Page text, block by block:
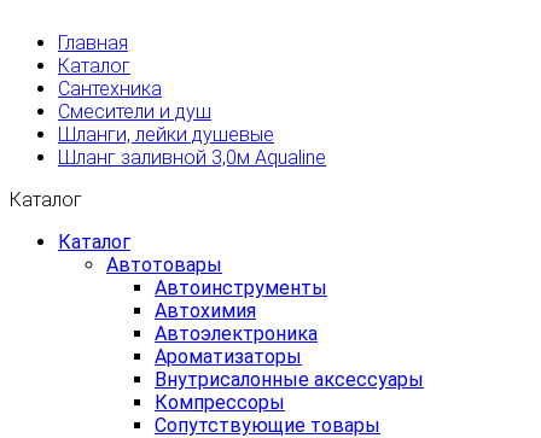
Главная
Каталог
Сантехника
Смесители и душ
Шланги, лейки душевые
Шланг заливной 3,0м Aqualine
Каталог
Каталог
Автотовары
Автоинструменты
Автохимия
Автоэлектроника
Ароматизаторы
Внутрисалонные аксессуары
Компрессоры
Сопутствующие товары